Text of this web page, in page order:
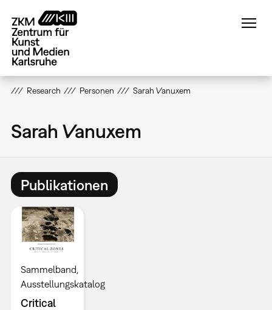
zum
Inhalt
Research Personen Sarah Vanuxem
Sarah Vanuxem
Publikationen
Sammelband
Ausstellungskatalog
Critical